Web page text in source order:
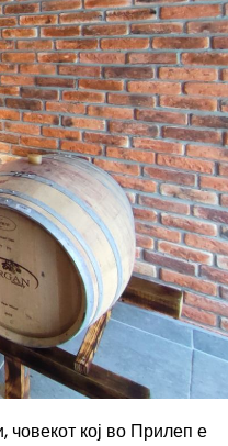
човекот кој во Прилеп е